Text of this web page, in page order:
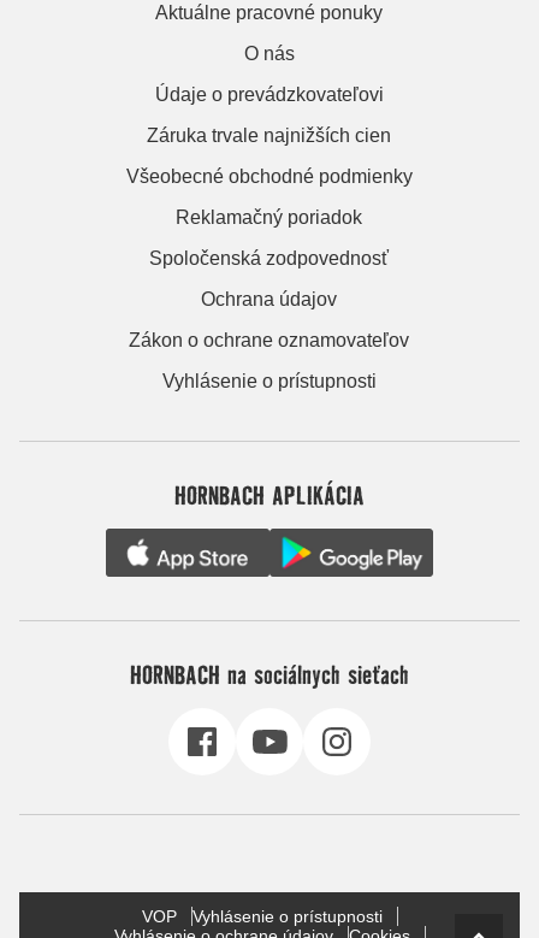
Aktuálne pracovné ponuky
O nás
Údaje o prevádzkovateľovi
Záruka trvale najnižších cien
Všeobecné obchodné podmienky
Reklamačný poriadok
Spoločenská zodpovednosť
Ochrana údajov
Zákon o ochrane oznamovateľov
Vyhlásenie o prístupnosti
HORNBACH APLIKÁCIA
HORNBACH na sociálnych sieťach
VOP
Vyhlásenie o prístupnosti